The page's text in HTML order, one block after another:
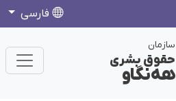
فارسی
سازمان
حقوق بشری
هەنگاو